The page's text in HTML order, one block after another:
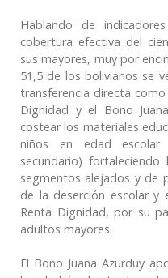
Hablando de
cobertura efectiva del
sus mayores, muy por
51,5 de los bolivianos se
transferencia directa
Dignidad y el Bono
costear los materiales
niños en edad
secundario)
segmentos alejados y de
de la deserción escolar
Renta Dignidad, por su
adultos mayores.
El Bono Juana Azurduy